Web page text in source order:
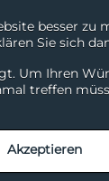
besser
Sie sich
Um Ihren
treffen
Akzeptieren